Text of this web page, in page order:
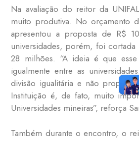
Na avaliação do reitor da
muito produtiva. No orçamento
apresentou a proposta de R$
universidades, porém, foi
28 milhões. “A ideia é que
igualmente entre as
divisão igualitária e não
Instituição é, de fato, muito
Universidades mineiras”, reforça
Também durante o encontro, o